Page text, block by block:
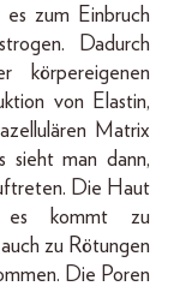
zum Einbruch
Dadurch
von Elastin,
Matrix
sieht man dann,
Die Haut
es kommt zu
zu Rötungen
Die Poren